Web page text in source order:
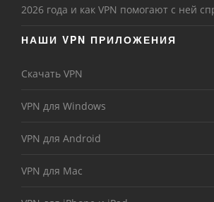
2026 года и как VPN помогают с ней
НАШИ VPN ПРИЛОЖЕНИЯ
Скачать VPN
VPN для Windows
VPN для Android
VPN для Mac